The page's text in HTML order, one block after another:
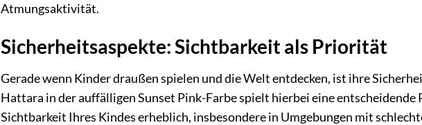
Atmungsaktivität.
Sicherheitsaspekte: Sichtbarkeit als Priorität
Gerade wenn Kinder draußen spielen und die Welt entdecken, ist ihre
Hattara in der auffälligen Sunset Pink-Farbe spielt hierbei eine entscheidende
Sichtbarkeit Ihres Kindes erheblich, insbesondere in Umgebungen mit